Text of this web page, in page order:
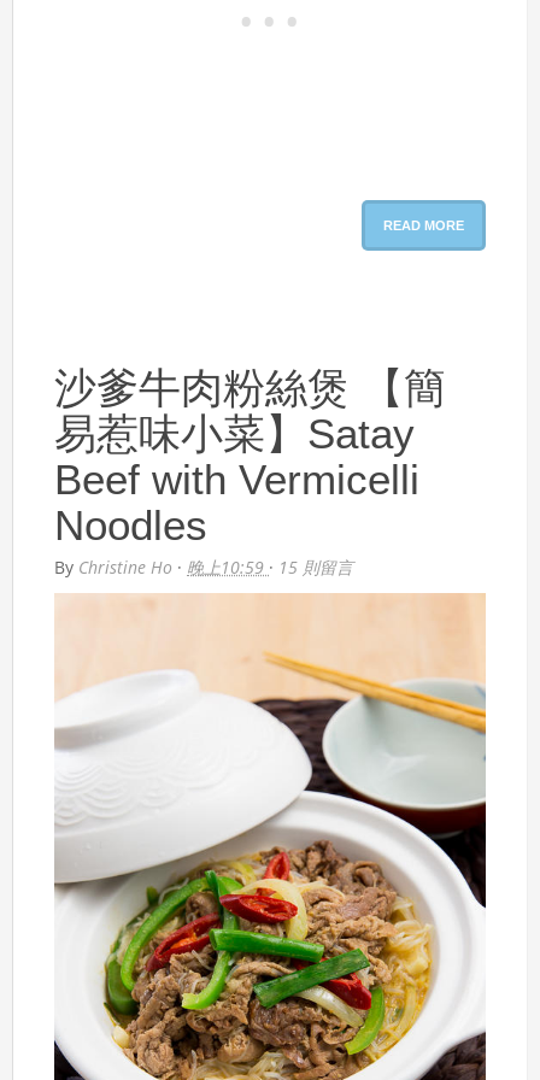
READ MORE
沙爹牛肉粉絲煲 【簡
易惹味小菜】Satay
Beef with Vermicelli
Noodles
By Christine Ho · 晚上10:59 · 15 則留言